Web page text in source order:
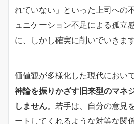
れていない」といった上司への
ュニケーション不足による孤立
に、しかし確実に削いでいきます
価値観が多様化した現代において
神論を振りかざす旧来型のマネ
しません。若手は、自分の意見
ートしてくれるような対等な関